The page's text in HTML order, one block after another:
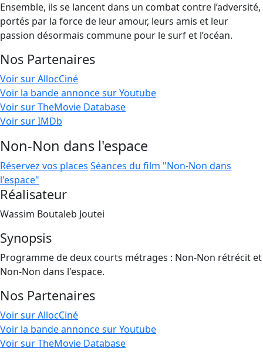
Ensemble, ils se lancent dans un combat contre l’adversité,
portés par la force de leur amour, leurs amis et leur
passion désormais commune pour le surf et l’océan.
Nos Partenaires
Voir sur AllocCiné
Voir la bande annonce sur Youtube
Voir sur TheMovie Database
Voir sur IMDb
Non-Non dans l'espace
Réservez vos places Séances du film "Non-Non dans
l'espace"
Réalisateur
Wassim Boutaleb Joutei
Synopsis
Programme de deux courts métrages : Non-Non rétrécit et
Non-Non dans l'espace.
Nos Partenaires
Voir sur AllocCiné
Voir la bande annonce sur Youtube
Voir sur TheMovie Database